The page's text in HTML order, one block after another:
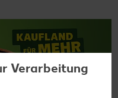
Verarbeitung